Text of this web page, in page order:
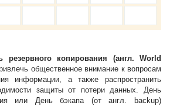
резервного копирования (англ. World
общественное внимание к вопросам
информации, а также распространить
защиты от потери данных. День
или День бэкапа (от англ. backup)